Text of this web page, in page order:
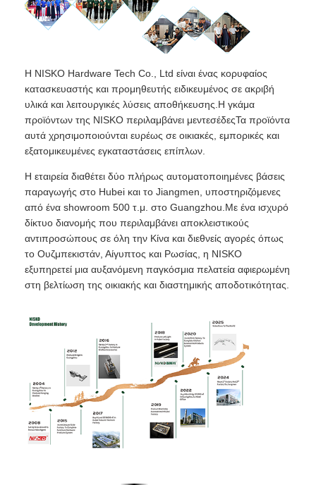
Η NISKO Hardware Tech Co., Ltd είναι ένας κορυφαίος
κατασκευαστής και προμηθευτής ειδικευμένος σε ακριβή
υλικά και λειτουργικές λύσεις αποθήκευσης.Η γκάμα
προϊόντων της NISKO περιλαμβάνει μεντεσέδεςΤα προϊόντα
αυτά χρησιμοποιούνται ευρέως σε οικιακές, εμπορικές και
εξατομικευμένες εγκαταστάσεις επίπλων.
Η εταιρεία διαθέτει δύο πλήρως αυτοματοποιημένες βάσεις
παραγωγής στο Hubei και το Jiangmen, υποστηριζόμενες
από ένα showroom 500 τ.μ. στο Guangzhou.Με ένα ισχυρό
δίκτυο διανομής που περιλαμβάνει αποκλειστικούς
αντιπροσώπους σε όλη την Κίνα και διεθνείς αγορές όπως
το Ουζμπεκιστάν, Αίγυπτος και Ρωσίας, η NISKO
εξυπηρετεί μια αυξανόμενη παγκόσμια πελατεία αφιερωμένη
στη βελτίωση της οικιακής και διαστημικής αποδοτικότητας.